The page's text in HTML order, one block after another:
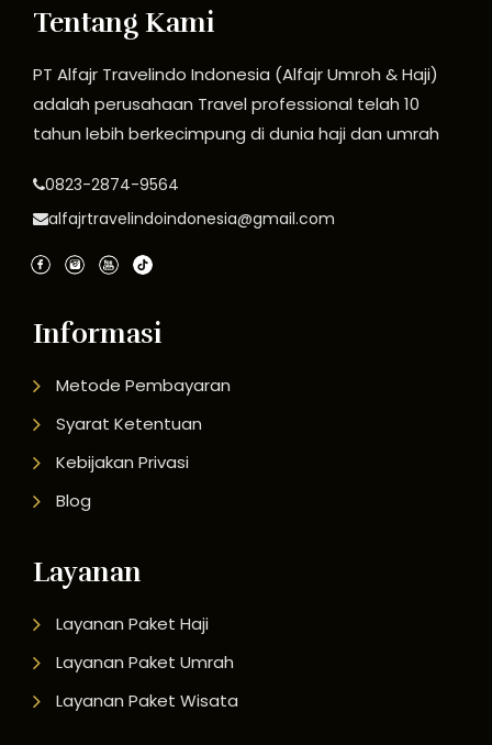
Tentang Kami
PT Alfajr Travelindo Indonesia (Alfajr Umroh & Haji)
adalah perusahaan Travel professional telah 10
tahun lebih berkecimpung di dunia haji dan umrah
0823-2874-9564
alfajrtravelindoindonesia@gmail.com
Informasi
Metode Pembayaran
Syarat Ketentuan
Kebijakan Privasi
Blog
Layanan
Layanan Paket Haji
Layanan Paket Umrah
Layanan Paket Wisata